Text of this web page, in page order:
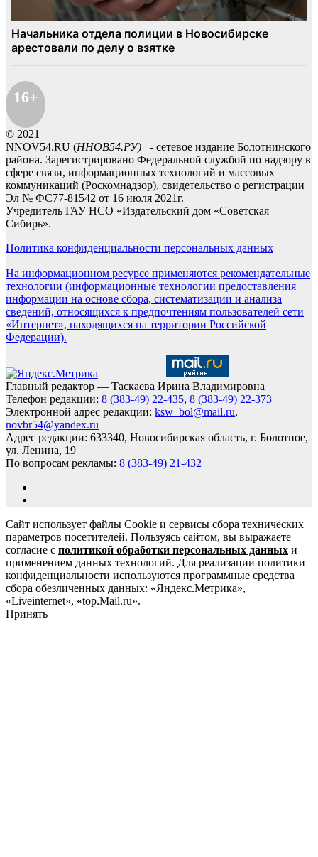
16+
© 2021
NNOV54.RU (ННОВ54.РУ) - сетевое издание Болотнинского
района. Зарегистрировано Федеральной службой по надзору в
сфере связи, информационных технологий и массовых
коммуникаций (Роскомнадзор), свидетельство о регистрации
Эл № ФС77-81542 от 16 июля 2021г.
Учредитель ГАУ НСО «Издательский дом «Советская
Сибирь».
Политика конфиденциальности персональных данных
На информационном ресурсе применяются рекомендательные
технологии (информационные технологии предоставления
информации на основе сбора, систематизации и анализа
сведений, относящихся к предпочтениям пользователей сети
«Интернет», находящихся на территории Российской
Федерации).
Главный редактор — Таскаева Ирина Владимировна
Телефон редакции: 8 (383-49) 22-435, 8 (383-49) 22-373
Электронной адрес редакции: ksw_bol@mail.ru,
novbr54@yandex.ru
Адрес редакции: 633340, Новосибирская область, г. Болотное,
ул. Ленина, 19
По вопросам рекламы: 8 (383-49) 21-432
Сайт использует файлы Cookie и сервисы сбора технических
параметров посетителей. Пользуясь сайтом, вы выражаете
согласие с политикой обработки персональных данных и
применением данных технологий. Для реализации политики
конфиденциальности используются программные средства
сбора обезличенных данных: «Яндекс.Метрика»,
«Liveinternet», «top.Mail.ru».
Принять